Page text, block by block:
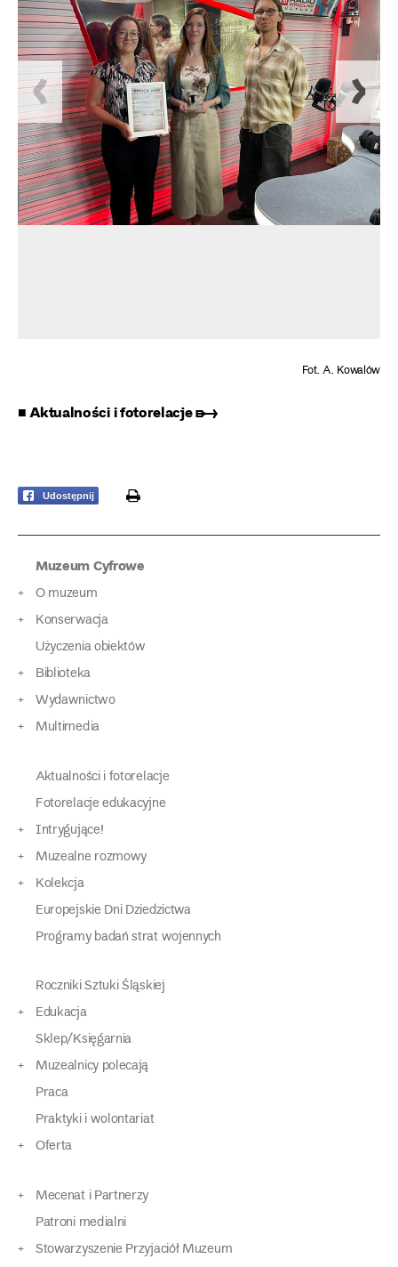
Fot. A. Kowalów
■ Aktualności i fotorelacje ➸
Udostępnij print
Muzeum Cyfrowe
O muzeum
Konserwacja
Użyczenia obiektów
Biblioteka
Wydawnictwo
Multimedia
Aktualności i fotorelacje
Fotorelacje edukacyjne
Intrygujące!
Muzealne rozmowy
Kolekcja
Europejskie Dni Dziedzictwa
Programy badań strat wojennych
Roczniki Sztuki Śląskiej
Edukacja
Sklep/Księgarnia
Muzealnicy polecają
Praca
Praktyki i wolontariat
Oferta
Mecenat i Partnerzy
Patroni medialni
Stowarzyszenie Przyjaciół Muzeum